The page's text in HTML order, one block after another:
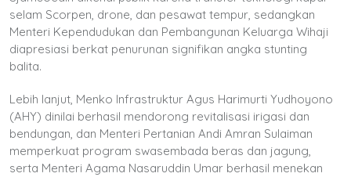
selam Scorpen, drone, dan pesawat tempur, sedangkan
Menteri Kependudukan dan Pembangunan Keluarga Wihaji
diapresiasi berkat penurunan signifikan angka stunting
balita.
Lebih lanjut, Menko Infrastruktur Agus Harimurti Yudhoyono
(AHY) dinilai berhasil mendorong revitalisasi irigasi dan
bendungan, dan Menteri Pertanian Andi Amran Sulaiman
memperkuat program swasembada beras dan jagung,
serta Menteri Agama Nasaruddin Umar berhasil menekan